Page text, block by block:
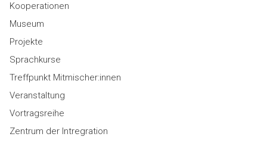
Kooperationen
Museum
Projekte
Sprachkurse
Treffpunkt Mitmischer:innen
Veranstaltung
Vortragsreihe
Zentrum der Intregration